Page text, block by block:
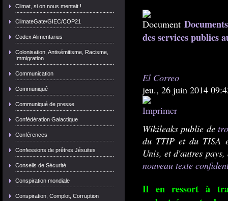
Climat, si on nous mentait !
ClimateGate/GIEC/COP21
Codex Alimentarius
Colonisation, Antisémitisme, Racisme,
Immigration
Communication
Communiqué
Communiqué de presse
Confédération Galactique
Conférences
Confessions de prêtres Jésuites
Conseils de Sécurité
Conspiration mondiale
Conspiration, Complot, Corruption
des services publics
El Correo
jeu., 26 juin 2014
Wikileaks publie de
du TTIP et du TISA
Unis, et d'autres
nouveau texte
Il en ressort à